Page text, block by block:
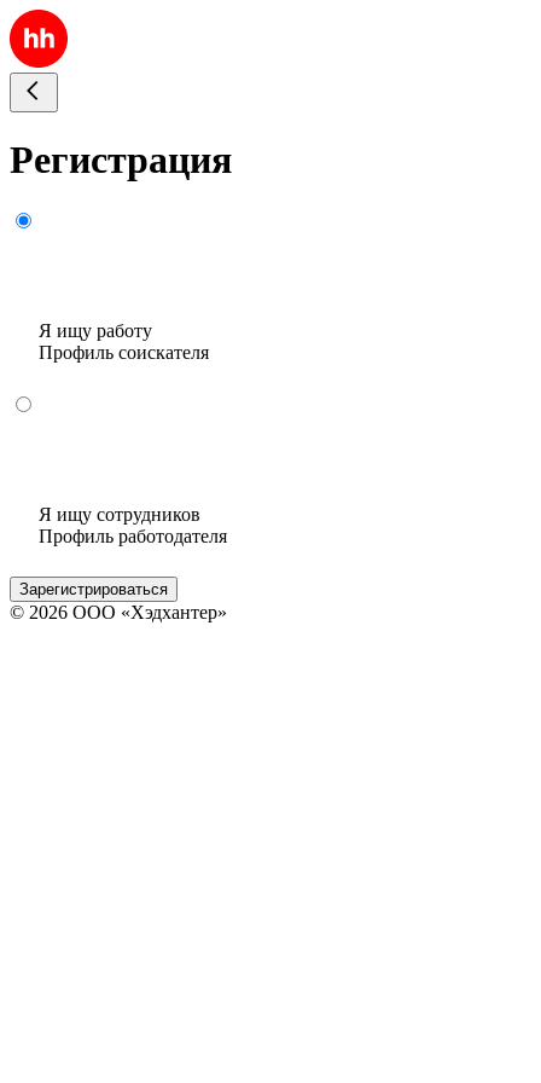
Регистрация
Я ищу работу
Профиль соискателя
Я ищу сотрудников
Профиль работодателя
Зарегистрироваться
© 2026 ООО «Хэдхантер»